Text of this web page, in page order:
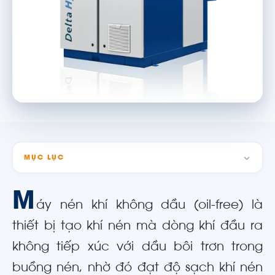
MỤC LỤC
M áy nén khí không dầu (oil-free) là
thiết bị tạo khí nén mà dòng khí đầu ra
không tiếp xúc với dầu bôi trơn trong
buồng nén, nhờ đó đạt độ sạch khí nén